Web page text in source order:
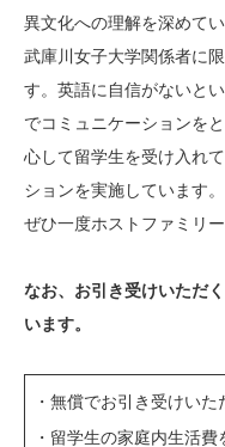
異文化への理解を深めてい
武庫川女子大学関係者に
す。英語に自信がないと
でコミュニケーションを
心して留学生を受け入れ
ションを実施しています
ぜひ一度ホストファミリ
なお、お引き受けいただ
います。
・無償でお引き受けいた
・留学生の家庭内生活